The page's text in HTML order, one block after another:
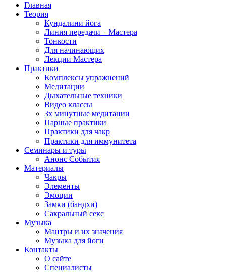
Главная
Теория
Кундалини йога
Линия передачи – Мастера
Тонкости
Для начинающих
Лекции Мастера
Практики
Комплексы упражнений
Медитации
Дыхательные техники
Видео классы
3х минутные медитации
Парные практики
Практики для чакр
Практики для иммунитета
Семинары и туры
Анонс События
Материалы
Чакры
Элементы
Эмоции
Замки (бандхи)
Сакральный секс
Музыка
Мантры и их значения
Музыка для йоги
Контакты
О сайте
Специалисты